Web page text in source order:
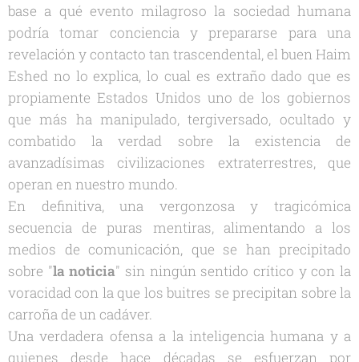
base a qué evento milagroso la sociedad humana
podría tomar conciencia y prepararse para una
revelación y contacto tan trascendental, el buen Haim
Eshed no lo explica, lo cual es extraño dado que es
propiamente Estados Unidos uno de los gobiernos
que más ha manipulado, tergiversado, ocultado y
combatido la verdad sobre la existencia de
avanzadísimas civilizaciones extraterrestres, que
operan en nuestro mundo.
En definitiva, una vergonzosa y tragicómica
secuencia de puras mentiras, alimentando a los
medios de comunicación, que se han precipitado
sobre "la noticia" sin ningún sentido crítico y con la
voracidad con la que los buitres se precipitan sobre la
carroña de un cadáver.
Una verdadera ofensa a la inteligencia humana y a
quienes desde hace décadas se esfuerzan por